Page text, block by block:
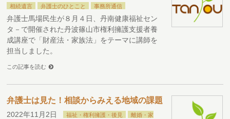
相続遺言
弁護士のひとこと 事務所通信
弁護士馬場民生が８月４日、丹南健康福祉セン
タ－で開催された丹波篠山市権利擁護支援者養
成講座で「財産法・家族法」をテーマに講師を
担当しました。
この記事を読む
弁護士は見た！相談からみえる地域の課題
2022年11月2日 福祉・権利擁護・後見
離婚・家